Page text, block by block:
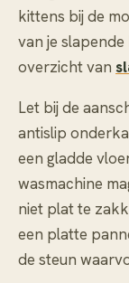
kittens bij de
van je
overzicht van
Let bij de
antislip
een gladde
wasmachine
niet plat te
een platte
de steun